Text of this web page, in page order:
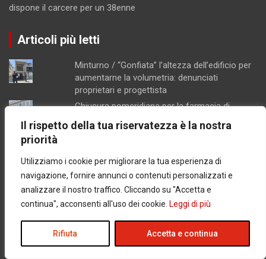
Il rispetto della tua riservatezza è la nostra
priorità
Utilizziamo i cookie per migliorare la tua esperienza di
navigazione, fornire annunci o contenuti personalizzati e
analizzare il nostro traffico. Cliccando su "Accetta e
continua", acconsenti all'uso dei cookie. Leggi di più
Rifiuta Accetta e continua
dispone il carcere per un 38enne
Articoli più letti
Minturno / “Gonfiata” l’altezza dell’edificio per
aumentarne la volumetria: denunciati
proprietari e progettista
Chiusura pomeridiana per la farmacia di
Formia, "manca il personale"
primo grado
Schiuma e acqua giallastra lungo le coste del
Lazio: Arpa esclude contaminazioni batteriche
Latina / Piano del fabbisogno del personale,
17 progressioni verticali